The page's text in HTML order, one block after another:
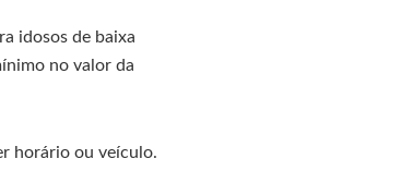
idosos de baixa
no valor da
horário ou veículo.